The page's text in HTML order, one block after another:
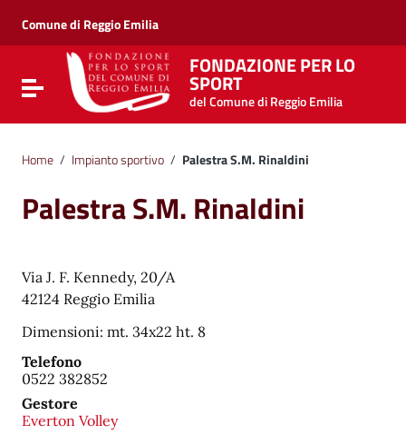
Vai al menu di navigazione
Vai al footer
Comune di Reggio Emilia
Attiva / disattiva la navigazione
FONDAZIONE PER LO
SPORT
del Comune di Reggio Emilia
Home / Impianto sportivo / Palestra S.M. Rinaldini
Palestra S.M. Rinaldini
Via J. F. Kennedy, 20/A
42124 Reggio Emilia
Dimensioni: mt. 34x22 ht. 8
Telefono
0522 382852
Gestore
Everton Volley